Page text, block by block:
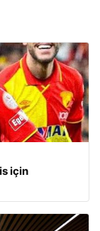
için